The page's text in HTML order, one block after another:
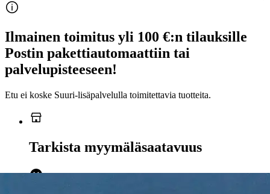
Ilmainen toimitus yli 100 €:n tilauksille
Postin pakettiautomaattiin tai
palvelupisteeseen!
Etu ei koske Suuri‑lisäpalvelulla toimitettavia tuotteita.
Tarkista myymäläsaatavuus